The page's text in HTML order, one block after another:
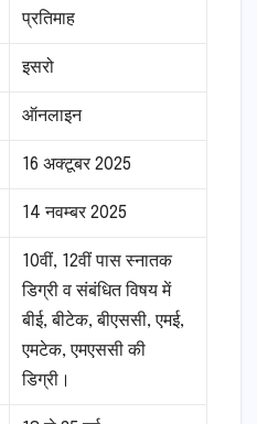
प्रतिमाह
इसरो
ऑनलाइन
16 अक्टूबर 2025
14 नवम्बर 2025
10वीं, 12वीं पास स्नातक
डिग्री व संबंधित विषय में
बीई, बीटेक, बीएससी, एमई,
एमटेक, एमएससी की
डिग्री।